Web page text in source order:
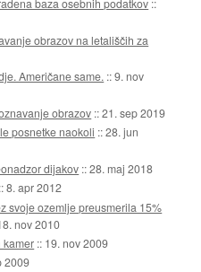
baza osebnih podatkov ::
obrazov na letališčih za
Američane same. ::9. nov
obrazov ::21. sep 2019
posnetke naokoli ::28. jun
dijakov ::28. maj 2018
::8. apr 2012
svoje ozemlje preusmerila 15%
nov 2010
kamer :: 19. nov 2009
2009